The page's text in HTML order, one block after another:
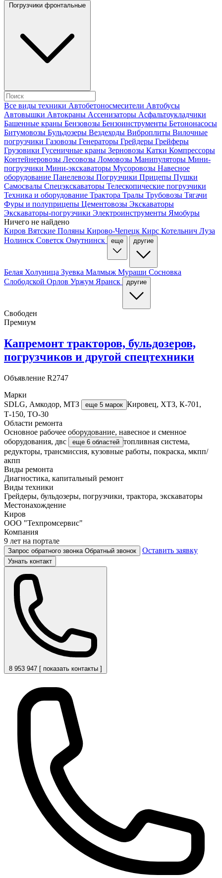
Погрузчики фронтальные
Все виды техники Автобетоносмесители Автобусы
Автовышки Автокраны Ассенизаторы Асфальтоукладчики
Башенные краны Бензовозы Бензоинструменты Бетононасосы
Битумовозы Бульдозеры Вездеходы Виброплиты Вилочные
погрузчики Газовозы Генераторы Грейдеры Грейферы
Грузовики Гусеничные краны Зерновозы Катки Компрессоры
Контейнеровозы Лесовозы Ломовозы Манипуляторы Мини-
погрузчики Мини-экскаваторы Мусоровозы Навесное
оборудование Панелевозы Погрузчики Прицепы Пушки
Самосвалы Спецэкскаваторы Телескопические погрузчики
Техника и оборудование Трактора Тралы Трубовозы Тягачи
Фуры и полуприцепы Цементовозы Экскаваторы
Экскаваторы-погрузчики Электроинструменты Ямобуры
Ничего не найдено
Киров Вятские Поляны Кирово-Чепецк Кирс Котельнич Луза
Нолинск Советск Омутнинск еще другие
Белая Холуница Зуевка Малмыж Мураши Сосновка
Слободской Орлов Уржум Яранск другие
Свободен
Премиум
Капремонт тракторов, бульдозеров,
погрузчиков и другой спецтехники
Объявление R2747
Марки
SDLG, Амкодор, МТЗ
еще 5 марок Кировец, ХТЗ, К-701,
Т-150, ТО-30
Области ремонта
Основное рабочее оборудование, навесное и сменное
оборудования, двс
еще 6 областей топливная система,
редукторы, трансмиссия, кузовные работы, покраска, мкпп/
акпп
Виды ремонта
Диагностика, капитальный ремонт
Виды техники
Грейдеры, бульдозеры, погрузчики, трактора, экскаваторы
Местонахождение
Киров
ООО "Техпромсервис"
Компания
9 лет на портале
Запрос обратного звонка Обратный звонок Оставить заявку
Узнать контакт
8 953 947 [ показать контакты ]